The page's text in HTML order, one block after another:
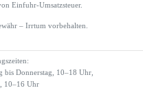
Einfuhr-Umsatzsteuer.
– Irrtum vorbehalten.
bis Donnerstag, 10–18 Uhr,
10–16 Uhr